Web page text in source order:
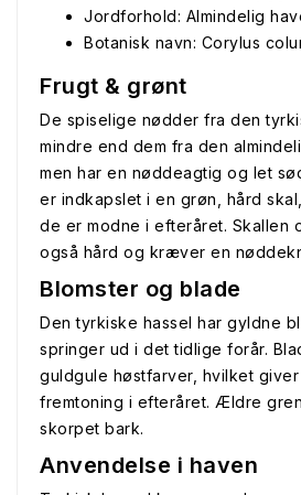
Jordforhold: Almindelig
Botanisk navn: Corylus
Frugt & grønt
De spiselige nødder fra den
mindre end dem fra den
men har en nøddeagtig og let
er indkapslet i en grøn, hård
de er modne i efteråret. Skallen
også hård og kræver en
Blomster og blade
Den tyrkiske hassel har gyldne
springer ud i det tidlige forår.
guldgule høstfarver, hvilket
fremtoning i efteråret. Ældre
skorpet bark.
Anvendelse i haven